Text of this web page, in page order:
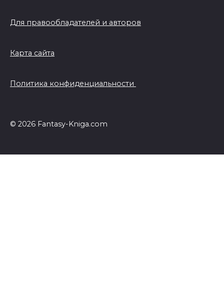
Для правообладателей и авторов
Карта сайта
Политика конфиденциальности
© 2026 Fantasy-Kniga.com